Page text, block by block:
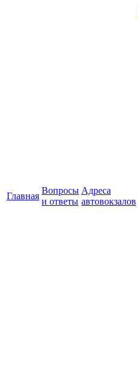
Главная
Вопросы
и ответы
Адреса
автовокзалов